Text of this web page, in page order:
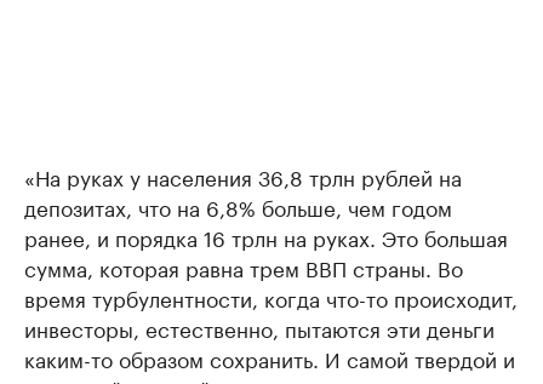
«На руках у населения 36,8 трлн рублей на
депозитах, что на 6,8% больше, чем годом
ранее, и порядка 16 трлн на руках. Это большая
сумма, которая равна трем ВВП страны. Во
время турбулентности, когда что-то происходит,
инвесторы, естественно, пытаются эти деньги
каким-то образом сохранить. И самой твердой и